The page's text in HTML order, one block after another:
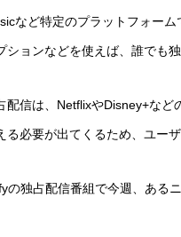
など特定のプラットフォー
ションなどを使えば、誰でも
配信は、NetflixやDisney+な
る必要が出てくるため、ユー
の独占配信番組で今週、ある